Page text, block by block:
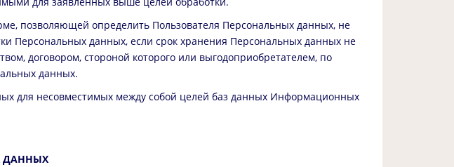
позволяющей определить Пользователя Персональных данных, не
Персональных данных, если срок хранения Персональных данных не
договором, стороной которого или выгодоприобретателем, по
данных.
для несовместимых между собой целей баз данных Информационных
ДАННЫХ